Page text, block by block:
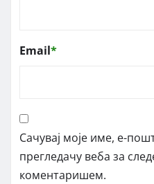
Email*
Сачувај моје име, е-
прегледачу веба за
коментаришем.